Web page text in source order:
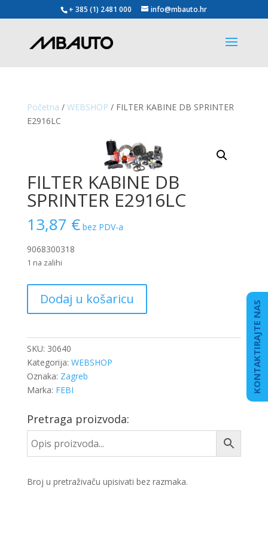
+ 385 (1) 2481 000 info@mbauto.hr
Početna / WEBSHOP / FILTER KABINE DB SPRINTER
E2916LC
FILTER KABINE DB
SPRINTER E2916LC
13,87 € bez PDV-a
9068300318
1 na zalihi
KABINE
DB
E2916LC
količina
Dodaj u košaricu
SKU: 30640
Kategorija: WEBSHOP
Oznaka: Zagreb
Marka: FEBI
Pretraga proizvoda:
Broj u pretraživaču upisivati bez razmaka.
KONTAKTIRAJTE NAS